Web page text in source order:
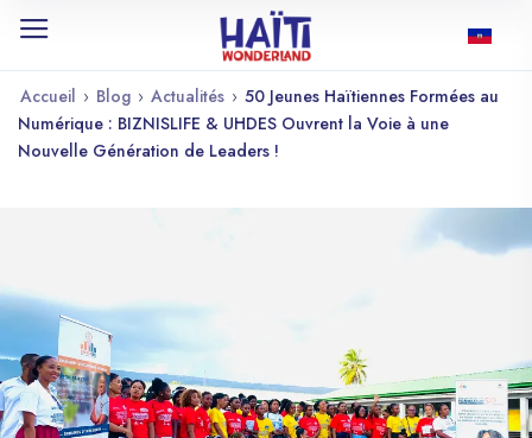
Accueil › Blog › Actualités › 50 Jeunes Haïtiennes Formées au
Numérique : BIZNISLIFE & UHDES Ouvrent la Voie à une
Nouvelle Génération de Leaders !